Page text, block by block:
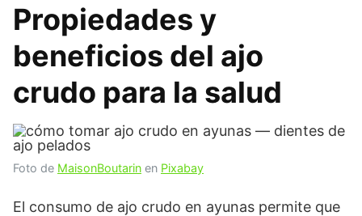
Propiedades y
beneficios del ajo
crudo para la salud
Foto de MaisonBoutarin en Pixabay
El consumo de ajo crudo en ayunas permite que